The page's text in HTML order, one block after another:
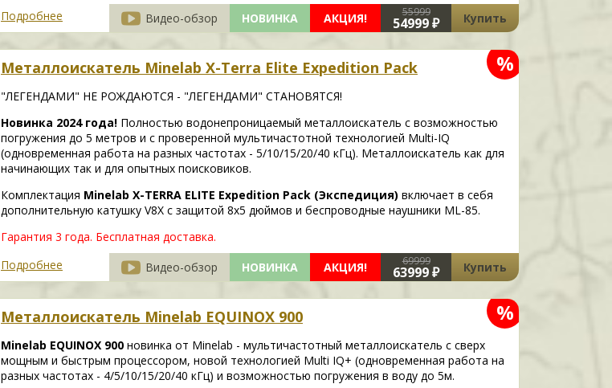
Подробнее
Видео-обзор НОВИНКА АКЦИЯ! 55999
54999 ₽ Купить
%
Металлоискатель Minelab X-Terra Elite Expedition Pack
"ЛЕГЕНДАМИ" НЕ РОЖДАЮТСЯ - "ЛЕГЕНДАМИ" СТАНОВЯТСЯ!
Новинка 2024 года! Полностью водонепроницаемый металлоискатель с возможностью
погружения до 5 метров и с проверенной мультичастотной технологией Multi-IQ
(одновременная работа на разных частотах - 5/10/15/20/40 кГц). Металлоискатель как для
начинающих так и для опытных поисковиков.
Комплектация Minelab X-TERRA ELITE Expedition Pack (Экспедиция) включает в себя
дополнительную катушку V8X с защитой 8х5 дюймов и беспроводные наушники ML-85.
Гарантия 3 года. Бесплатная доставка.
Подробнее
Видео-обзор НОВИНКА АКЦИЯ! 69999
63999 ₽ Купить
%
Металлоискатель Minelab EQUINOX 900
Minelab EQUINOX 900 новинка от Minelab - мультичастотный металлоискатель с сверх
мощным и быстрым процессором, новой технологией Multi IQ+ (одновременная работа на
разных частотах - 4/5/10/15/20/40 кГц) и возможностью погружения в воду до 5м.